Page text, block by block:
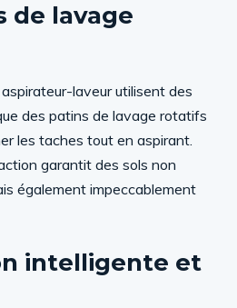
de lavage
laveur utilisent des
des patins de lavage rotatifs
les taches tout en aspirant.
garantit des sols non
également impeccablement
intelligente et